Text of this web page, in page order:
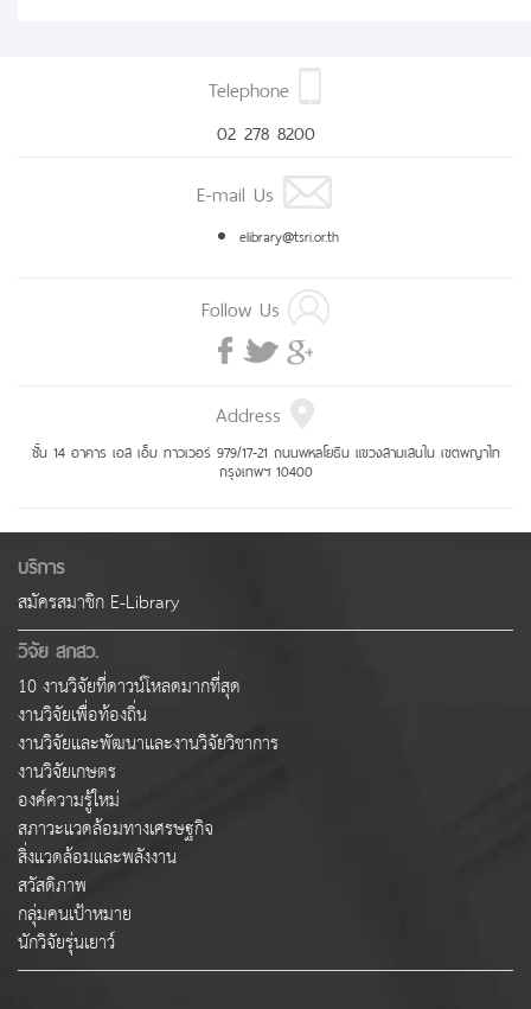
Telephone
02 278 8200
E-mail Us
elibrary@tsri.or.th
Follow Us
Address
ชั้น 14 อาคาร เอส เอ็ม ทาวเวอร์ 979/17-21 ถนนพหลโยธิน แขวงสามเสนใน เขตพญาไท
กรุงเทพฯ 10400
บริการ
สมัครสมาชิก E-Library
วิจัย สกสว.
10 งานวิจัยที่ดาวน์โหลดมากที่สุด
งานวิจัยเพื่อท้องถิ่น
งานวิจัยและพัฒนาและงานวิจัยวิชาการ
งานวิจัยเกษตร
องค์ความรู้ใหม่
สภาวะแวดล้อมทางเศรษฐกิจ
สิ่งแวดล้อมและพลังงาน
สวัสดิภาพ
กลุ่มคนเป้าหมาย
นักวิจัยรุ่นเยาว์